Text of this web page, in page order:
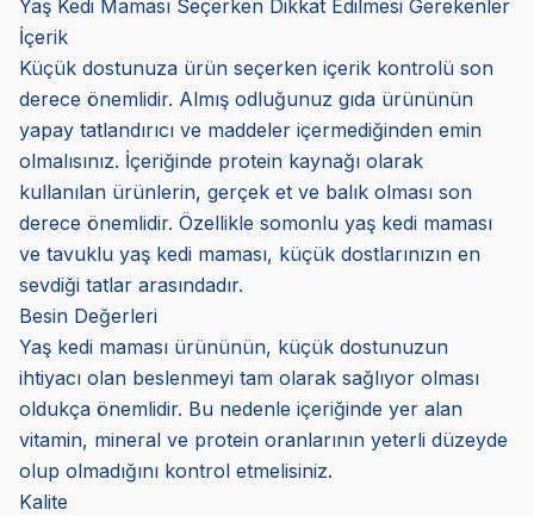
Yaş Kedi Maması Seçerken Dikkat Edilmesi Gerekenler
İçerik
Küçük dostunuza ürün seçerken içerik kontrolü son
derece önemlidir. Almış odluğunuz gıda ürününün
yapay tatlandırıcı ve maddeler içermediğinden emin
olmalısınız. İçeriğinde protein kaynağı olarak
kullanılan ürünlerin, gerçek et ve balık olması son
derece önemlidir. Özellikle somonlu yaş kedi maması
ve tavuklu yaş kedi maması, küçük dostlarınızın en
sevdiği tatlar arasındadır.
Besin Değerleri
Yaş kedi maması ürününün, küçük dostunuzun
ihtiyacı olan beslenmeyi tam olarak sağlıyor olması
oldukça önemlidir. Bu nedenle içeriğinde yer alan
vitamin, mineral ve protein oranlarının yeterli düzeyde
olup olmadığını kontrol etmelisiniz.
Kalite